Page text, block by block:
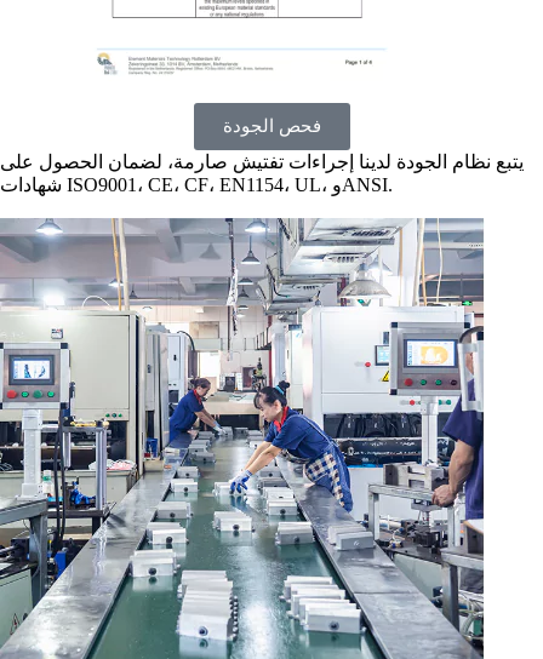
فحص الجودة
يتبع نظام الجودة لدينا إجراءات تفتيش صارمة، لضمان الحصول على
شهادات ISO9001، CE، CF، EN1154، UL، وANSI.